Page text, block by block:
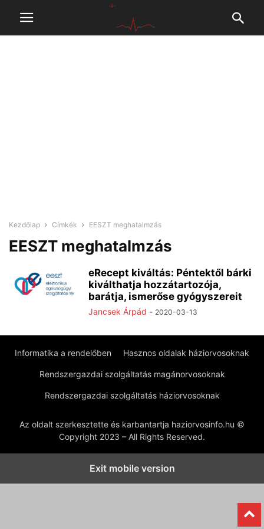
Kezdőlap Címkék EESZT meghatalmzás
EESZT meghatalmzás
eRecept kiváltás: Péntektől bárki
kiválthatja hozzátartozója,
barátja, ismerőse gyógyszereit
Jancsek Árpád - 2020-03-13
Informatika a rendelőben Hasznos oldalak háziorvosoknak
Rendszergazdai szolgáltatás magánorvosoknak
Rendszergazdai szolgáltatás háziorvosoknak
Az oldalt szerkesztette és karbantartja haziorvosinfo.hu ©
Copyright 2023 – All Rights Reserved.
Exit mobile version